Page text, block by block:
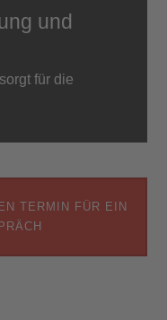
und
für die
TERMIN FÜR EIN